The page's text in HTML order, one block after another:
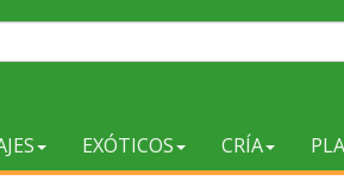
EXÓTICOS CRÍA